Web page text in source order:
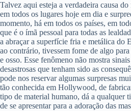
Talvez aqui esteja a verdadeira causa
em todos os lugares hoje em dia e
momento, há em todos os países, em
que é o ímã pessoal para todas as
a abraçar a superfície fria e metálica do
ao contrário, tivessem fome de algo
e osso. Esse fenômeno não mostra
desastrosas que tenham sido as
pode nos reservar algumas surpresas
tão conhecida em Hollywood, de
tipo de material humano, dá a qualquer
de se apresentar para a adoração das